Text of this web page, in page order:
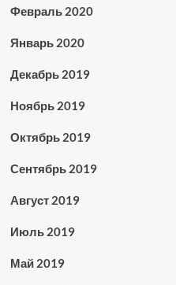
Февраль 2020
Январь 2020
Декабрь 2019
Ноябрь 2019
Октябрь 2019
Сентябрь 2019
Август 2019
Июль 2019
Май 2019